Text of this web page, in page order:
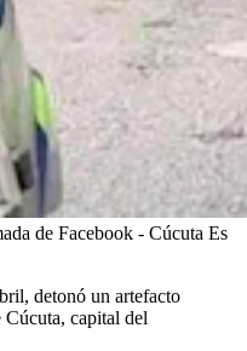
de Facebook - Cúcuta Es
detonó un artefacto
capital del